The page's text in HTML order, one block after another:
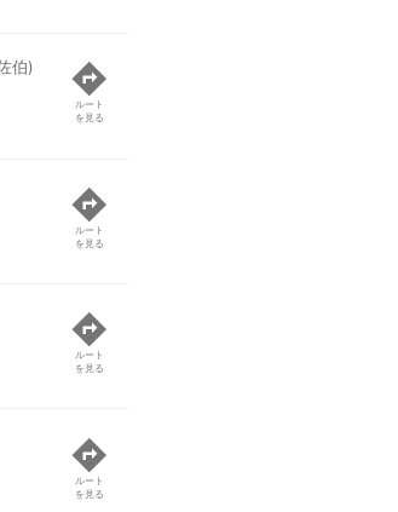
伯)
ルート
を見る
ルート
を見る
ルート
を見る
ルート
を見る